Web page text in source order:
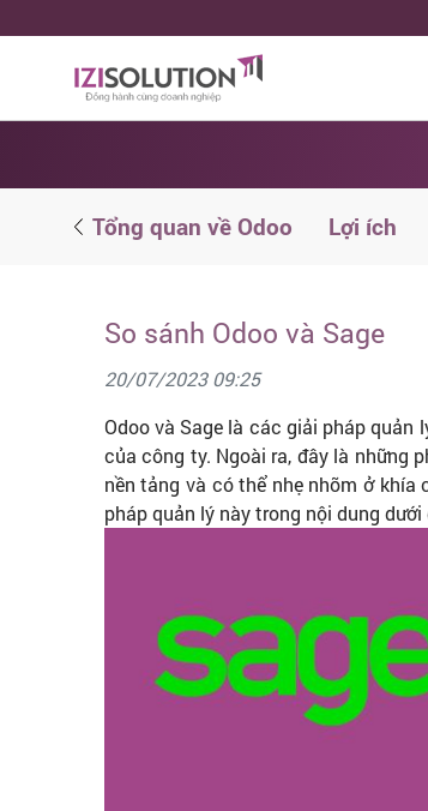
Tổng quan về Odoo Lợi ích
So sánh Odoo và Sage
20/07/2023 09:25
Odoo và Sage là các giải pháp quản
của công ty. Ngoài ra, đây là những
nền tảng và có thể nhẹ nhõm ở khía
pháp quản lý này trong nội dung dưới